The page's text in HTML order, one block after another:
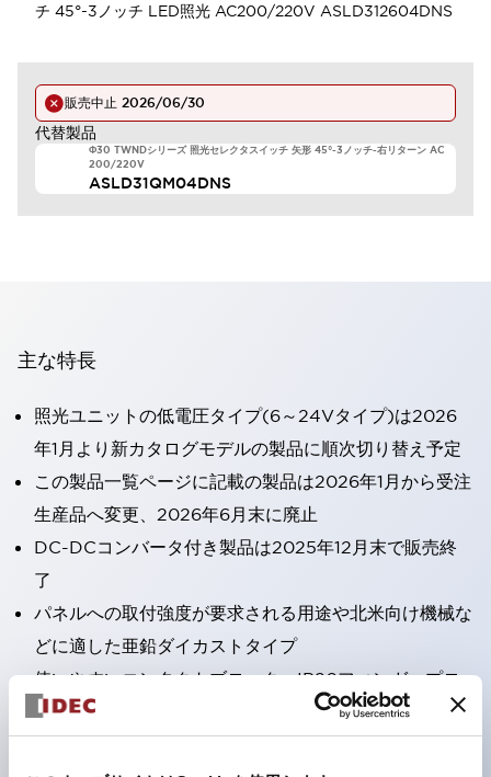
チ 45°-3ノッチ LED照光 AC200/220V ASLD312604DNS
販売中止 2026/06/30
代替製品
Φ30 TWNDシリーズ 照光セレクタスイッチ 矢形 45°-3ノッチ-右リターン AC
200/220V
ASLD31QM04DNS
主な特長
照光ユニットの低電圧タイプ(6～24Vタイプ)は2026
年1月より新カタログモデルの製品に順次切り替え予定
この製品一覧ページに記載の製品は2026年1月から受注
生産品へ変更、2026年6月末に廃止
DC-DCコンバータ付き製品は2025年12月末で販売終
了
パネルへの取付強度が要求される用途や北米向け機械な
どに適した亜鉛ダイカストタイプ
使いやすいコンタクトブロック：IP20フィンガープロ
テクション構造、簡単取付け／取外し、ねじ脱落防止、